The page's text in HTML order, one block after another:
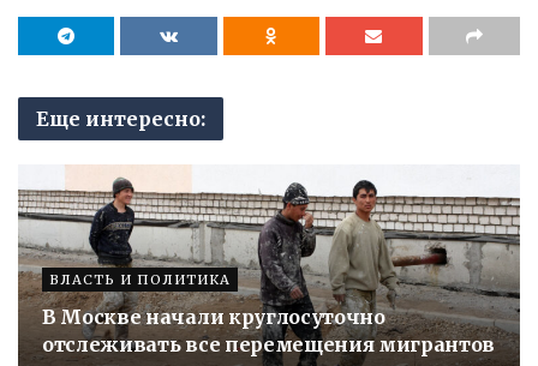
Еще интересно:
ВЛАСТЬ И ПОЛИТИКА
В Москве начали круглосуточно
отслеживать все перемещения мигрантов